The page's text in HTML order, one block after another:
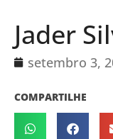
Jader
setembro 3,
COMPARTILHE